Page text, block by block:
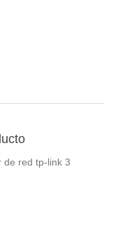
de red tp-link 3